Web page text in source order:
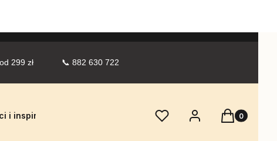
299 zł            📞 882 630 722
i inspiracje Bielizna erotyczna damska
Ulubione Zaloguj sięProdukty w
Koszyk